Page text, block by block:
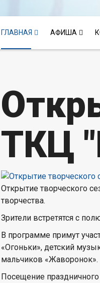
ГЛАВНАЯ АФИША
ТКЦ
Открытие творческого
творчества.
Зрители встретятся с
В программе примут
«Огоньки», детский
мальчиков «Жаворонок».
Посещение праздничного